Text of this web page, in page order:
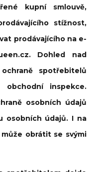
kupní smlouvě,
stížnost,
prodávajícího na e-
Dohled nad
spotřebitelů
obchodní inspekce.
osobních údajů
osobních údajů. I na
obrátit se svými